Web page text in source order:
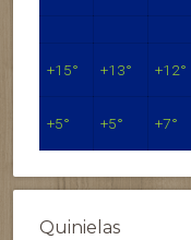
+15° +13° +12°
+5° +5° +7°
Quinielas